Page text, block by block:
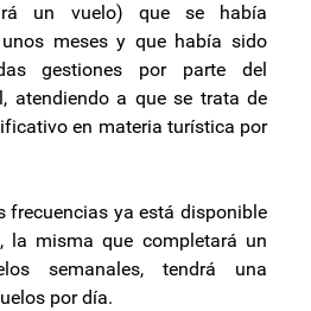
un vuelo) que se había
meses y que había sido
gestiones por parte del
atendiendo a que se trata de
en materia turística por
frecuencias ya está disponible
la misma que completará un
semanales, tendrá una
por día.